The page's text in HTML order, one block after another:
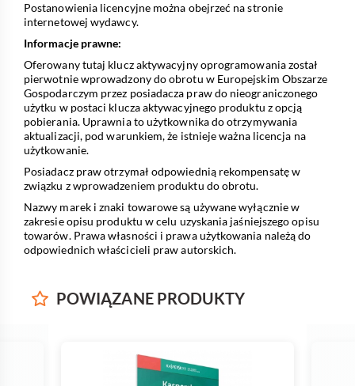
Postanowienia licencyjne można obejrzeć na stronie
internetowej wydawcy.
Informacje prawne:
Oferowany tutaj klucz aktywacyjny oprogramowania został
pierwotnie wprowadzony do obrotu w Europejskim Obszarze
Gospodarczym przez posiadacza praw do nieograniczonego
użytku w postaci klucza aktywacyjnego produktu z opcją
pobierania. Uprawnia to użytkownika do otrzymywania
aktualizacji, pod warunkiem, że istnieje ważna licencja na
użytkowanie.
Posiadacz praw otrzymał odpowiednią rekompensatę w
związku z wprowadzeniem produktu do obrotu.
Nazwy marek i znaki towarowe są używane wyłącznie w
zakresie opisu produktu w celu uzyskania jaśniejszego opisu
towarów. Prawa własności i prawa użytkowania należą do
odpowiednich właścicieli praw autorskich.
POWIĄZANE PRODUKTY